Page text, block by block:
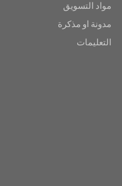
مواد التسويق
مدونة او مذكرة
التعليمات